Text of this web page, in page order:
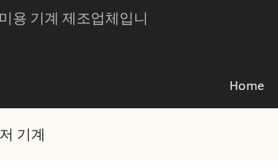
용 기계 제조업체입니
Home
기계